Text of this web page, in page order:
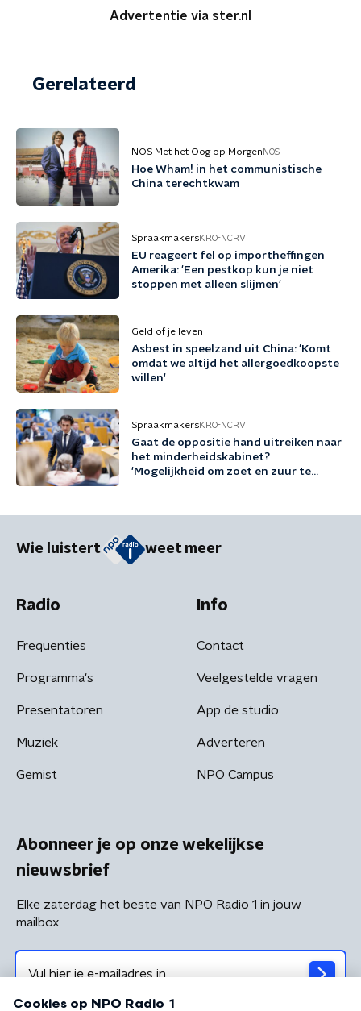
Advertentie via ster.nl
Gerelateerd
NOS Met het Oog op Morgen NOS
Hoe Wham! in het communistische
China terechtkwam
SpraakmakersKRO-NCRV
EU reageert fel op importheffingen
Amerika: 'Een pestkop kun je niet
stoppen met alleen slijmen'
Geld of je leven
Asbest in speelzand uit China: 'Komt
omdat we altijd het allergoedkoopste
willen'
SpraakmakersKRO-NCRV
Gaat de oppositie hand uitreiken naar
het minderheidskabinet?
'Mogelijkheid om zoet en zuur te
Wie luistert weet meer
Radio
Frequenties
Programma's
Presentatoren
Muziek
Gemist
Info
Contact
Veelgestelde vragen
App de studio
Adverteren
NPO Campus
Abonneer je op onze wekelijkse
nieuwsbrief
Elke zaterdag het beste van NPO Radio 1 in jouw
mailbox